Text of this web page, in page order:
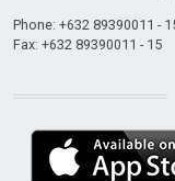
Phone: +632 89390011 -
Fax: +632 89390011 - 15